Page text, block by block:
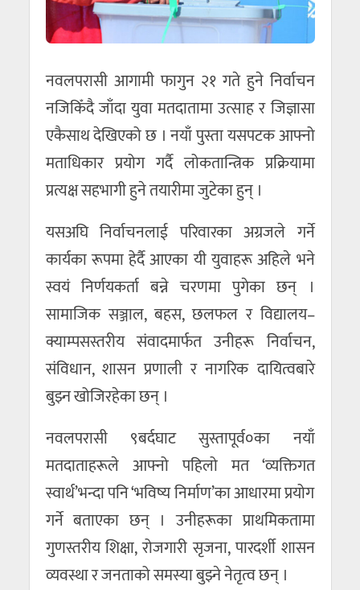
नवलपरासी आगामी फागुन २१ गते हुने निर्वाचन
नजिकिँदै जाँदा युवा मतदातामा उत्साह र जिज्ञासा
एकैसाथ देखिएको छ । नयाँ पुस्ता यसपटक आफ्नो
मताधिकार प्रयोग गर्दै लोकतान्त्रिक प्रक्रियामा
प्रत्यक्ष सहभागी हुने तयारीमा जुटेका हुन् ।
यसअघि निर्वाचनलाई परिवारका अग्रजले गर्ने
कार्यका रूपमा हेर्दै आएका यी युवाहरू अहिले भने
स्वयं निर्णयकर्ता बन्ने चरणमा पुगेका छन् ।
सामाजिक सञ्जाल, बहस, छलफल र विद्यालय–
क्याम्पसस्तरीय संवादमार्फत उनीहरू निर्वाचन,
संविधान, शासन प्रणाली र नागरिक दायित्वबारे
बुझ्न खोजिरहेका छन् ।
नवलपरासी ९बर्दघाट सुस्तापूर्व०का नयाँ
मतदाताहरूले आफ्नो पहिलो मत ‘व्यक्तिगत
स्वार्थ’भन्दा पनि ‘भविष्य निर्माण’का आधारमा प्रयोग
गर्ने बताएका छन् । उनीहरूका प्राथमिकतामा
गुणस्तरीय शिक्षा, रोजगारी सृजना, पारदर्शी शासन
व्यवस्था र जनताको समस्या बुझ्ने नेतृत्व छन् ।